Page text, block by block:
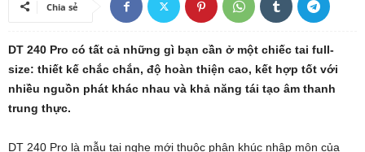
Chia sẻ
DT 240 Pro có tất cả những gì bạn cần ở một chiếc tai full-
size: thiết kế chắc chắn, độ hoàn thiện cao, kết hợp tốt với
nhiều nguồn phát khác nhau và khả năng tái tạo âm thanh
trung thực.
DT 240 Pro là mẫu tai nghe mới thuộc phân khúc nhập môn của